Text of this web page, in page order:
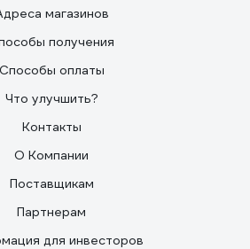
магазинов
получения
Способы оплаты
Что улучшить?
Контакты
О Компании
Поставщикам
Партнерам
для инвесторов